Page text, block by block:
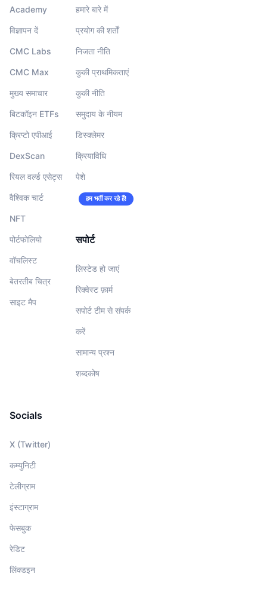
Academy
विज्ञापन दें
CMC Labs
CMC Max
मुख्य समाचार
बिटकॉइन ETFs
क्रिप्टो एपीआई
DexScan
रियल वर्ल्ड एसेट्स
वैश्विक चार्ट
NFT
पोर्टफोलियो
वॉचलिस्‍ट
बेतरतीब चित्र
साइट मैप
हमारे बारे में
प्रयोग की शर्तों
निजता नीति
कुकी प्राथमिकताएं
कुकी नीति
समुदाय के नीयम
डिस्क्लेमर
क्रियाविधि
पेशे
हम भर्ती कर रहे हैं!
सपोर्ट
लिस्टेड हो जाएं
रिक्वेस्ट फ़ार्म
सपोर्ट टीम से संपर्क
करें
सामान्य प्रश्न
शब्दकोष
Socials
X (Twitter)
कम्युनिटी
टेलीग्राम
इंस्टाग्राम
फेसबुक
रेडिट
लिंक्डइन